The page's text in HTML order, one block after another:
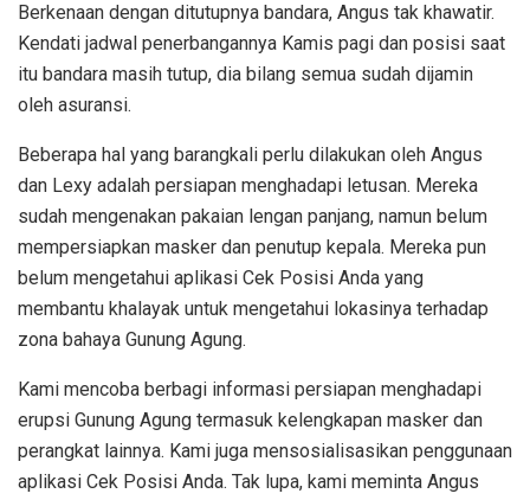
Berkenaan dengan ditutupnya bandara, Angus tak khawatir.
Kendati jadwal penerbangannya Kamis pagi dan posisi saat
itu bandara masih tutup, dia bilang semua sudah dijamin
oleh asuransi.
Beberapa hal yang barangkali perlu dilakukan oleh Angus
dan Lexy adalah persiapan menghadapi letusan. Mereka
sudah mengenakan pakaian lengan panjang, namun belum
mempersiapkan masker dan penutup kepala. Mereka pun
belum mengetahui aplikasi Cek Posisi Anda yang
membantu khalayak untuk mengetahui lokasinya terhadap
zona bahaya Gunung Agung.
Kami mencoba berbagi informasi persiapan menghadapi
erupsi Gunung Agung termasuk kelengkapan masker dan
perangkat lainnya. Kami juga mensosialisasikan penggunaan
aplikasi Cek Posisi Anda. Tak lupa, kami meminta Angus